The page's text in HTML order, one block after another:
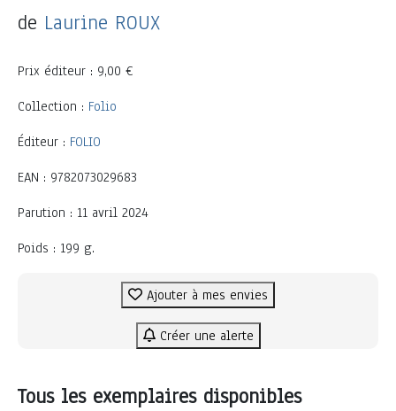
de Laurine ROUX
Prix éditeur : 9,00 €
Collection : Folio
Éditeur : FOLIO
EAN : 9782073029683
Parution : 11 avril 2024
Poids : 199 g.
Ajouter à mes envies
Créer une alerte
Tous les exemplaires disponibles